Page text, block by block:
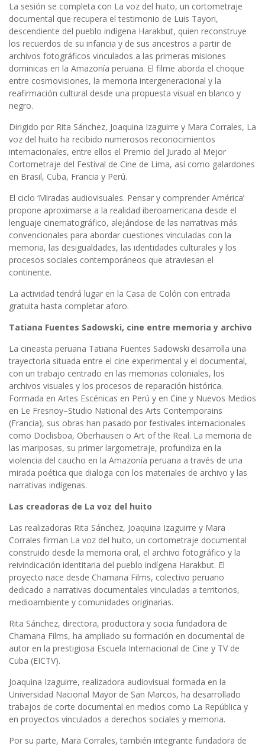
La sesión se completa con La voz del huito, un cortometraje
documental que recupera el testimonio de Luis Tayori,
descendiente del pueblo indígena Harakbut, quien reconstruye
los recuerdos de su infancia y de sus ancestros a partir de
archivos fotográficos vinculados a las primeras misiones
dominicas en la Amazonía peruana. El filme aborda el choque
entre cosmovisiones, la memoria intergeneracional y la
reafirmación cultural desde una propuesta visual en blanco y
negro.
Dirigido por Rita Sánchez, Joaquina Izaguirre y Mara Corrales, La
voz del huito ha recibido numerosos reconocimientos
internacionales, entre ellos el Premio del Jurado al Mejor
Cortometraje del Festival de Cine de Lima, así como galardones
en Brasil, Cuba, Francia y Perú.
El ciclo ‘Miradas audiovisuales. Pensar y comprender América’
propone aproximarse a la realidad iberoamericana desde el
lenguaje cinematográfico, alejándose de las narrativas más
convencionales para abordar cuestiones vinculadas con la
memoria, las desigualdades, las identidades culturales y los
procesos sociales contemporáneos que atraviesan el
continente.
La actividad tendrá lugar en la Casa de Colón con entrada
gratuita hasta completar aforo.
Tatiana Fuentes Sadowski, cine entre memoria y archivo
La cineasta peruana Tatiana Fuentes Sadowski desarrolla una
trayectoria situada entre el cine experimental y el documental,
con un trabajo centrado en las memorias coloniales, los
archivos visuales y los procesos de reparación histórica.
Formada en Artes Escénicas en Perú y en Cine y Nuevos Medios
en Le Fresnoy–Studio National des Arts Contemporains
(Francia), sus obras han pasado por festivales internacionales
como Doclisboa, Oberhausen o Art of the Real. La memoria de
las mariposas, su primer largometraje, profundiza en la
violencia del caucho en la Amazonía peruana a través de una
mirada poética que dialoga con los materiales de archivo y las
narrativas indígenas.
Las creadoras de La voz del huito
Las realizadoras Rita Sánchez, Joaquina Izaguirre y Mara
Corrales firman La voz del huito, un cortometraje documental
construido desde la memoria oral, el archivo fotográfico y la
reivindicación identitaria del pueblo indígena Harakbut. El
proyecto nace desde Chamana Films, colectivo peruano
dedicado a narrativas documentales vinculadas a territorios,
medioambiente y comunidades originarias.
Rita Sánchez, directora, productora y socia fundadora de
Chamana Films, ha ampliado su formación en documental de
autor en la prestigiosa Escuela Internacional de Cine y TV de
Cuba (EICTV).
Joaquina Izaguirre, realizadora audiovisual formada en la
Universidad Nacional Mayor de San Marcos, ha desarrollado
trabajos de corte documental en medios como La República y
en proyectos vinculados a derechos sociales y memoria.
Por su parte, Mara Corrales, también integrante fundadora de